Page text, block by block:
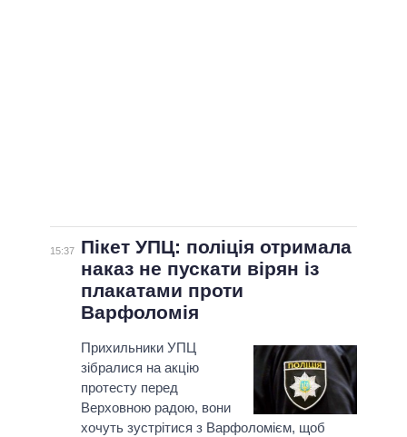
15:37
Пікет УПЦ: поліція отримала
наказ не пускати вірян із
плакатами проти
Варфоломія
Прихильники УПЦ
зібралися на акцію
протесту перед
Верховною радою, вони
хочуть зустрітися з Варфоломієм, щоб